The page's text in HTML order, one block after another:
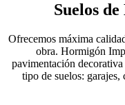
Suelos
Ofrecemos máxima
obra. Hormigón
pavimentación
tipo de suelos: garajes,